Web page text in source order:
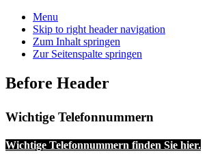
Menu
Skip to right header navigation
Zum Inhalt springen
Zur Seitenspalte springen
Before Header
Wichtige Telefonnummern
Wichtige Telefonnummern finden Sie hier.